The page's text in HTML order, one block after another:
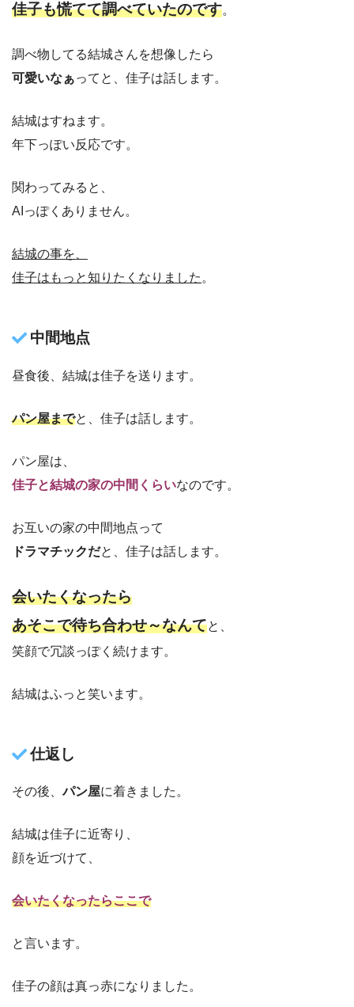
佳子も慌てて調べていたのです。
調べ物してる結城さんを想像したら
可愛いなぁってと、佳子は話します。
結城はすねます。
年下っぽい反応です。
関わってみると、
AIっぽくありません。
結城の事を、
佳子はもっと知りたくなりました。
中間地点
昼食後、結城は佳子を送ります。
パン屋までと、佳子は話します。
パン屋は、
佳子と結城の家の中間くらいなのです。
お互いの家の中間地点って
ドラマチックだと、佳子は話します。
会いたくなったら
あそこで待ち合わせ～なんてと、
笑顔で冗談っぽく続けます。
結城はふっと笑います。
仕返し
その後、パン屋に着きました。
結城は佳子に近寄り、
顔を近づけて、
会いたくなったらここで
と言います。
佳子の顔は真っ赤になりました。